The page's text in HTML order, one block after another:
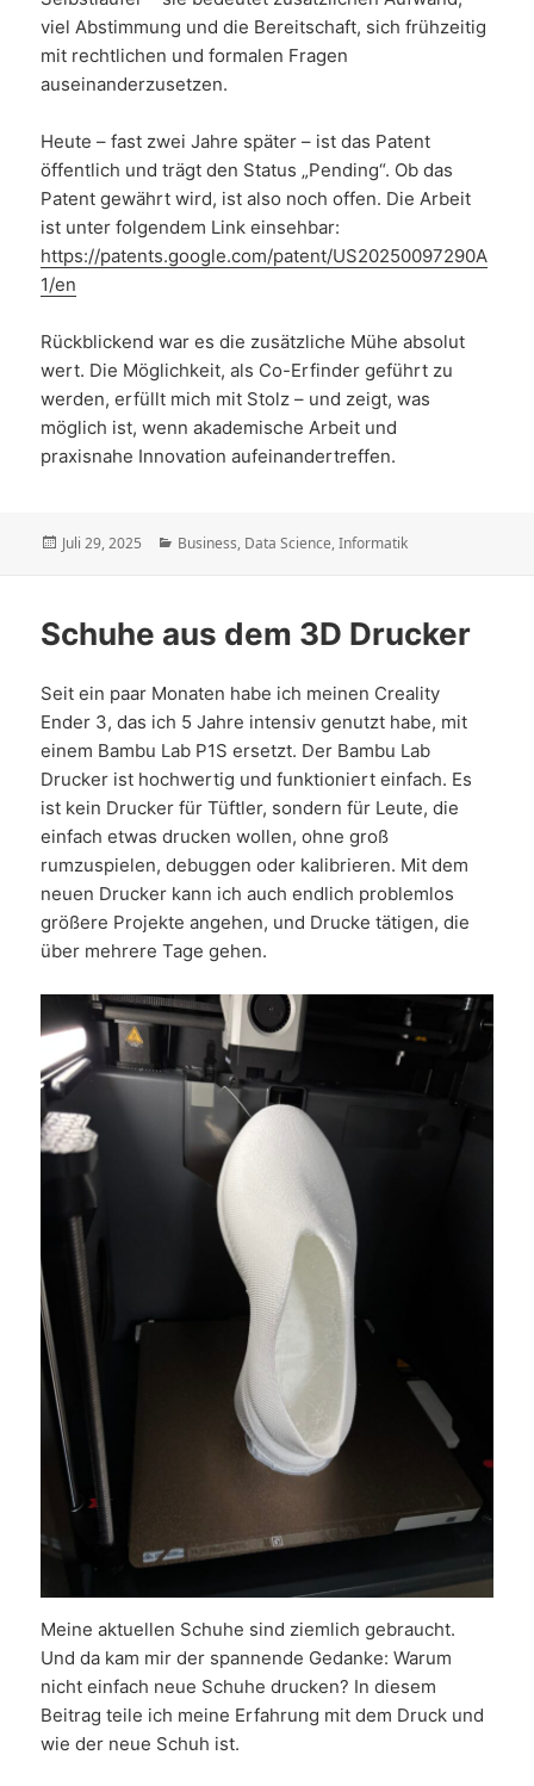
viel Abstimmung und die Bereitschaft, sich frühzeitig
mit rechtlichen und formalen Fragen
auseinanderzusetzen.
Heute – fast zwei Jahre später – ist das Patent
öffentlich und trägt den Status „Pending“. Ob das
Patent gewährt wird, ist also noch offen. Die Arbeit
ist unter folgendem Link einsehbar:
https://patents.google.com/patent/US20250097290A
1/en
Rückblickend war es die zusätzliche Mühe absolut
wert. Die Möglichkeit, als Co-Erfinder geführt zu
werden, erfüllt mich mit Stolz – und zeigt, was
möglich ist, wenn akademische Arbeit und
praxisnahe Innovation aufeinandertreffen.
Veröffentlicht
Juli 29, 2025 Kategorien
Business, Data Science,Informatik
Schuhe aus dem 3D Drucker
Seit ein paar Monaten habe ich meinen Creality
Ender 3, das ich 5 Jahre intensiv genutzt habe, mit
einem Bambu Lab P1S ersetzt. Der Bambu Lab
Drucker ist hochwertig und funktioniert einfach. Es
ist kein Drucker für Tüftler, sondern für Leute, die
einfach etwas drucken wollen, ohne groß
rumzuspielen, debuggen oder kalibrieren. Mit dem
neuen Drucker kann ich auch endlich problemlos
größere Projekte angehen, und Drucke tätigen, die
über mehrere Tage gehen.
Meine aktuellen Schuhe sind ziemlich gebraucht.
Und da kam mir der spannende Gedanke: Warum
nicht einfach neue Schuhe drucken? In diesem
Beitrag teile ich meine Erfahrung mit dem Druck und
wie der neue Schuh ist.